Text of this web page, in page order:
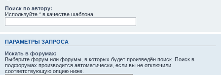
Поиск по автору:
Используйте * в качестве шаблона.
ПАРАМЕТРЫ ЗАПРОСА
Искать в форумах:
Выберите форум или форумы, в которых будет произведён поиск. Поиск в
подфорумах производится автоматически, если вы не отключили
соответствующую опцию ниже.